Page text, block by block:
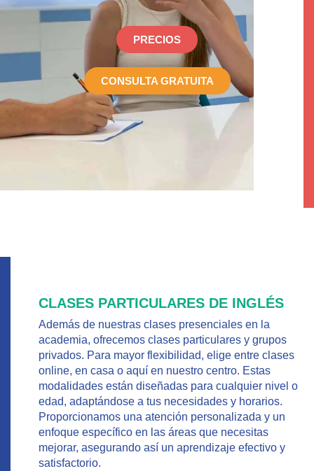
PRECIOS
CONSULTA GRATUITA
CLASES PARTICULARES DE INGLÉS
Además de nuestras clases presenciales en la
academia, ofrecemos clases particulares y grupos
privados. Para mayor flexibilidad, elige entre clases
online, en casa o aquí en nuestro centro. Estas
modalidades están diseñadas para cualquier nivel o
edad, adaptándose a tus necesidades y horarios.
Proporcionamos una atención personalizada y un
enfoque específico en las áreas que necesitas
mejorar, asegurando así un aprendizaje efectivo y
satisfactorio.